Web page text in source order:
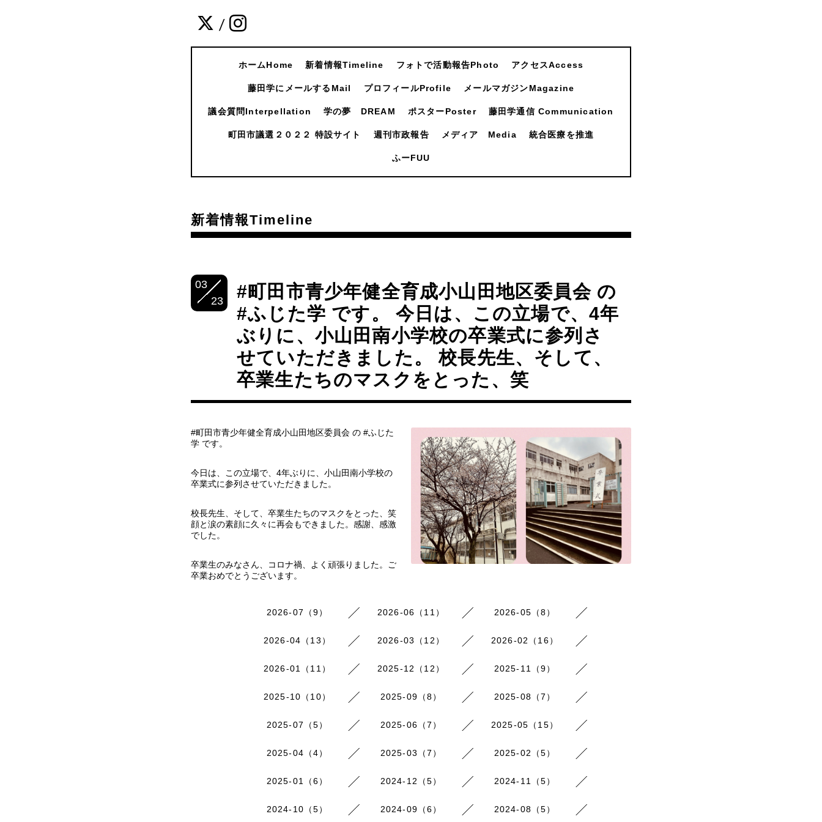
/
ホームHome 新着情報Timeline フォトで活動報告Photo アクセスAccess
藤田学にメールするMail プロフィールProfile メールマガジンMagazine
議会質問Interpellation 学の夢 DREAM ポスターPoster 藤田学通信 Communication
町田市議選２０２２ 特設サイト 週刊市政報告 メディア Media 統合医療を推進
ふーFUU
新着情報Timeline
03
23
#町田市青少年健全育成小山田地区委員会 の
#ふじた学 です。 今日は、この立場で、4年
ぶりに、小山田南小学校の卒業式に参列さ
せていただきました。 校長先生、そして、
卒業生たちのマスクをとった、笑
#町田市青少年健全育成小山田地区委員会 の #ふじた
学 です。
今日は、この立場で、4年ぶりに、小山田南小学校の
卒業式に参列させていただきました。
校長先生、そして、卒業生たちのマスクをとった、笑
顔と涙の素顔に久々に再会もできました。感謝、感激
でした。
卒業生のみなさん、コロナ禍、よく頑張りました。ご
卒業おめでとうございます。
2026-07（9） 2026-06（11） 2026-05（8）
2026-04（13） 2026-03（12） 2026-02（16）
2026-01（11） 2025-12（12） 2025-11（9）
2025-10（10） 2025-09（8） 2025-08（7）
2025-07（5） 2025-06（7） 2025-05（15）
2025-04（4） 2025-03（7） 2025-02（5）
2025-01（6） 2024-12（5） 2024-11（5）
2024-10（5） 2024-09（6） 2024-08（5）